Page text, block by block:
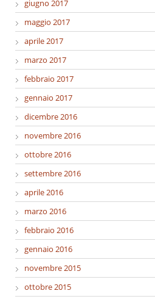
giugno 2017
maggio 2017
aprile 2017
marzo 2017
febbraio 2017
gennaio 2017
dicembre 2016
novembre 2016
ottobre 2016
settembre 2016
aprile 2016
marzo 2016
febbraio 2016
gennaio 2016
novembre 2015
ottobre 2015